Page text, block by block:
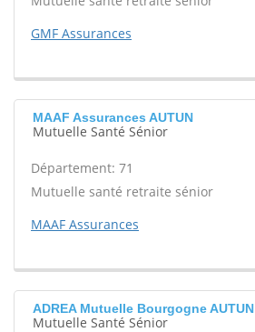
GMF Assurances
MAAF Assurances AUTUN
Mutuelle Santé Sénior
Département: 71
Mutuelle santé retraite sénior
MAAF Assurances
ADREA Mutuelle Bourgogne AUTUN
Mutuelle Santé Sénior